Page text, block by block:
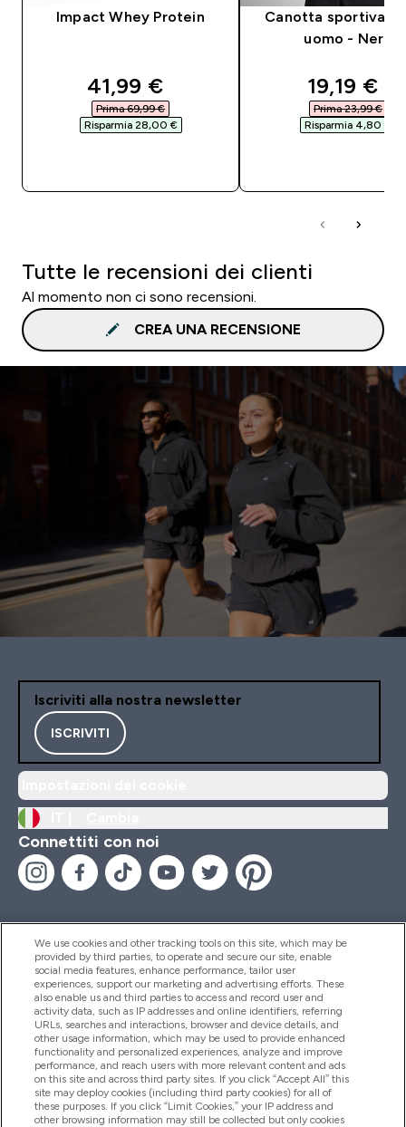
Impact Whey Protein
discounted price
41,99 €‎
Prima 69,99 €‎
Risparmia 28,00 €‎
Canotta sportiva
uomo - Nera
19,19 €‎
Prima 23,99 €‎
Risparmia 4,80 €‎
Tutte le recensioni dei clienti
Al momento non ci sono recensioni.
CREA UNA RECENSIONE
Iscriviti alla nostra newsletter
ISCRIVITI
Connettiti con noi
Aiuto & Informazioni
Prodotti
Chi Siamo
We use cookies and other tracking tools on this site, which may be
provided by third parties, to operate and secure our site, enable
social media features, enhance performance, tailor user
experiences, support our marketing and advertising efforts. These
also enable us and third parties to access and record user and
activity data, such as IP addresses and online identifiers, referring
URLs, searches and interactions, browser and device details, and
other usage information, which may be used to provide enhanced
functionality and personalized experiences, analyze and improve
performance, and reach users with more relevant content and ads
on this site and across third party sites. If you click “Accept All” this
site may deploy cookies (including third party cookies) for all of
these purposes. If you click “Limit Cookies,” your IP address and
other browsing information may still be collected but only cookies